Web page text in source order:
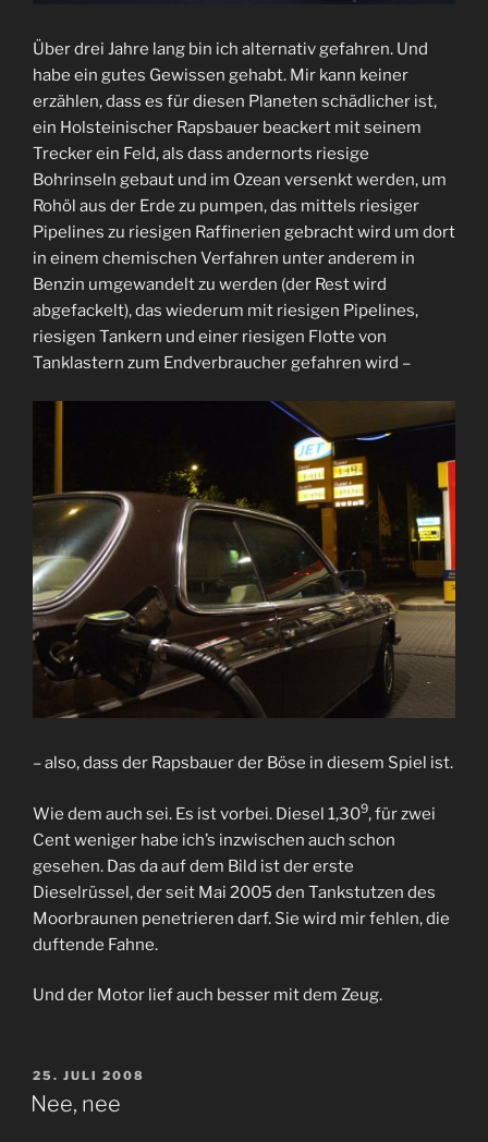
Über drei Jahre lang bin ich alternativ gefahren. Und
habe ein gutes Gewissen gehabt. Mir kann keiner
erzählen, dass es für diesen Planeten schädlicher ist,
ein Holsteinischer Rapsbauer beackert mit seinem
Trecker ein Feld, als dass andernorts riesige
Bohrinseln gebaut und im Ozean versenkt werden, um
Rohöl aus der Erde zu pumpen, das mittels riesiger
Pipelines zu riesigen Raffinerien gebracht wird um dort
in einem chemischen Verfahren unter anderem in
Benzin umgewandelt zu werden (der Rest wird
abgefackelt), das wiederum mit riesigen Pipelines,
riesigen Tankern und einer riesigen Flotte von
Tanklastern zum Endverbraucher gefahren wird –
– also, dass der Rapsbauer der Böse in diesem Spiel ist.
Wie dem auch sei. Es ist vorbei. Diesel 1,309, für zwei
Cent weniger habe ich’s inzwischen auch schon
gesehen. Das da auf dem Bild ist der erste
Dieselrüssel, der seit Mai 2005 den Tankstutzen des
Moorbraunen penetrieren darf. Sie wird mir fehlen, die
duftende Fahne.
Und der Motor lief auch besser mit dem Zeug.
VERÖFFENTLICHT
AM
25. JULI 2008
Nee, nee